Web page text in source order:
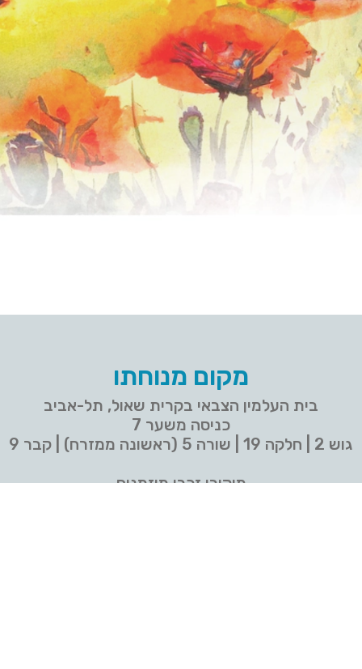
מקום מנוחתו
בית העלמין הצבאי בקרית שאול, תל-אביב
כניסה משער 7
גוש 2 | חלקה 19 | שורה 5 (ראשונה ממזרח) | קבר 9
מוקירי זכרו מוזמנים